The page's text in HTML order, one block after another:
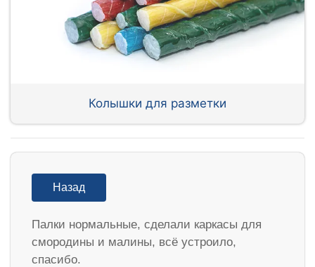
Колышки для разметки
Назад
Палки нормальные, сделали каркасы для
смородины и малины, всё устроило,
спасибо.